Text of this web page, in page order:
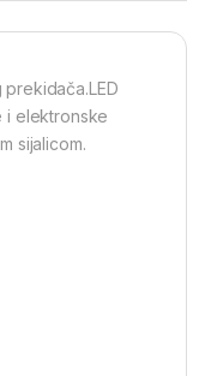
i elektronske
sijalicom.